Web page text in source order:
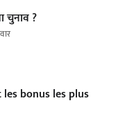
चुनाव ?
bonus les plus